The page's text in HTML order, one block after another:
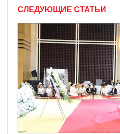
СЛЕДУЮЩИЕ СТАТЬИ